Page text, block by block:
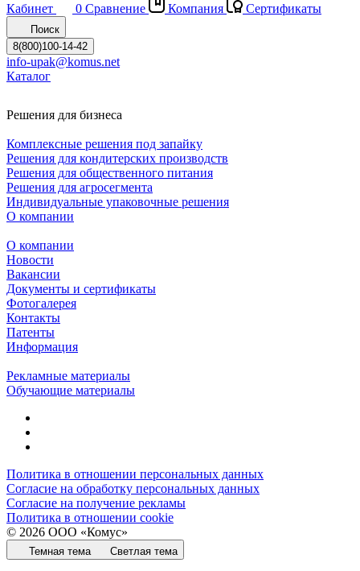
Кабинет
0 Сравнение Компания Сертификаты
Поиск
8(800)100-14-42
info-upak@komus.net
Каталог
Решения для бизнеса
Комплексные решения под запайку
Решения для кондитерских производств
Решения для общественного питания
Решения для агросегмента
Индивидуальные упаковочные решения
О компании
О компании
Новости
Вакансии
Документы и сертификаты
Фотогалерея
Контакты
Патенты
Информация
Рекламные материалы
Обучающие материалы
Политика в отношении персональных данных
Согласие на обработку персональных данных
Согласие на получение рекламы
Политика в отношении cookie
© 2026 ООО «Комус»
Темная тема Светлая тема